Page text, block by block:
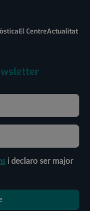
El CentreActualitat
i declaro ser major